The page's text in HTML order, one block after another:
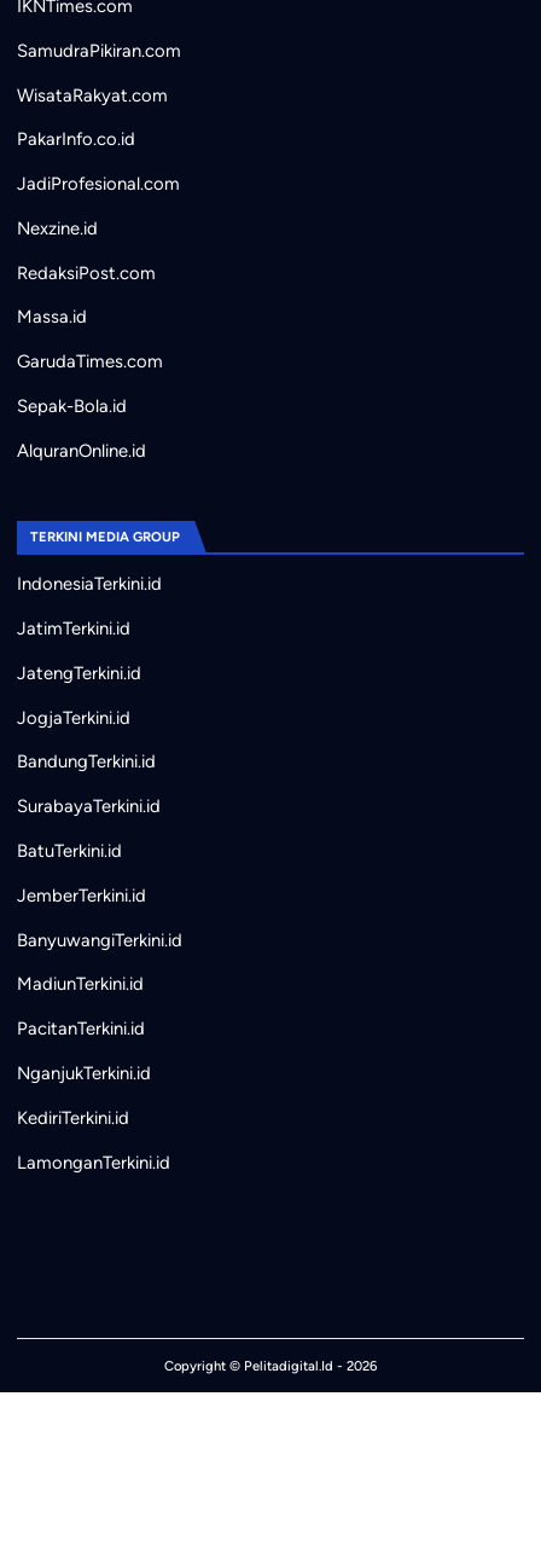
IKNTimes.com
SamudraPikiran.com
WisataRakyat.com
PakarInfo.co.id
JadiProfesional.com
Nexzine.id
RedaksiPost.com
Massa.id
GarudaTimes.com
Sepak-Bola.id
AlquranOnline.id
TERKINI MEDIA GROUP
IndonesiaTerkini.id
JatimTerkini.id
JatengTerkini.id
JogjaTerkini.id
BandungTerkini.id
SurabayaTerkini.id
BatuTerkini.id
JemberTerkini.id
BanyuwangiTerkini.id
MadiunTerkini.id
PacitanTerkini.id
NganjukTerkini.id
KediriTerkini.id
LamonganTerkini.id
Copyright © Pelitadigital.Id - 2026